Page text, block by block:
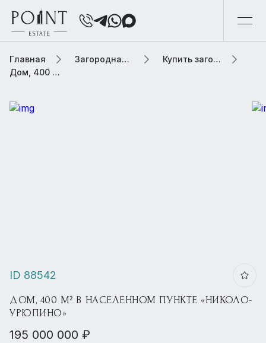
Главная Загородная элитная недвижимость
Купить загородную элитную недвижимость
Дом, 400 м² В населенном пункте «Николо-Урюпино»
ID 88542
ДОМ, 400 М² В НАСЕЛЕННОМ ПУНКТЕ «НИКОЛО-
УРЮПИНО»
195 000 000 ₽